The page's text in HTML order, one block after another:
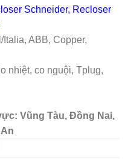
Schneider, Recloser
ABB, Copper,
nhiệt, co nguội, Tplug,
Vũng Tàu, Đồng Nai,